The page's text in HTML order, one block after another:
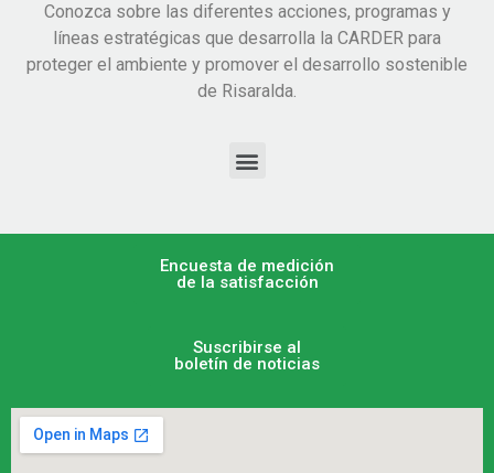
Conozca sobre las diferentes acciones, programas y
líneas estratégicas que desarrolla la CARDER para
proteger el ambiente y promover el desarrollo sostenible
de Risaralda.
Encuesta de medición
de la satisfacción
Suscribirse al
boletín de noticias